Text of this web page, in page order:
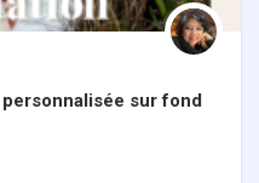
sur fond